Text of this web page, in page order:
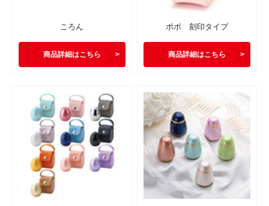
ころん
商品詳細はこちら
ポポ 刻印タイプ
商品詳細はこちら